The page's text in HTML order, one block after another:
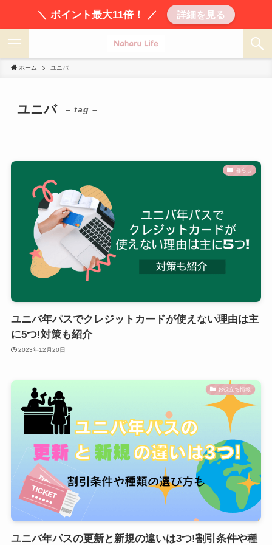
＼ ポイント最大11倍！ ／ 詳細を見る
ホーム ユニバ
ユニバ – tag –
暮らし
ユニバ年パスでクレジットカードが使えない理由は主
に5つ!対策も紹介
2023年12月20日
お役立ち情報
ユニバ年パスの更新と新規の違いは3つ!割引条件や種